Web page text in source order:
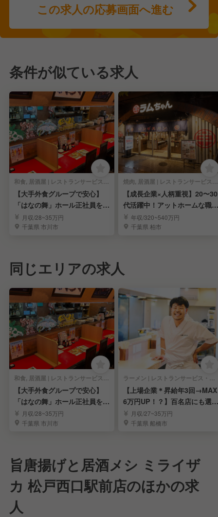
この求人の応募画面へ進む
条件が似ている求人
和食, 居酒屋 | レストランサービス・ホールスタッフ
【大手外食グループで安心】
「はなの舞」ホール正社員を募
集 月収/28~35万円
千葉県 市川市
焼肉, 居酒屋 | レストランサービス・ホールスタッフ
【成長企業×人柄重視】20〜30
代活躍中！アットホームな職場
で挑戦！
年収/320~540万円
千葉県 柏市
同じエリアの求人
和食, 居酒屋 | レストランサービス・ホールスタッフ
【大手外食グループで安心】
「はなの舞」ホール正社員を募
集 月収/28~35万円
千葉県 市川市
ラーメン | レストランサービス・ホールスタッフ
【上場企業＊昇給年3回→MAX
6万円UP！？】百名店にも選ば
れたラーメン屋
月収/27~35万円
千葉県 船橋市
旨唐揚げと居酒メシ ミライザ
カ 松戸西口駅前店のほかの求
人